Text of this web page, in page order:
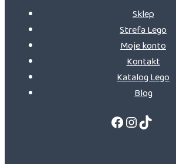
Sklep
Strefa Lego
Moje konto
Kontakt
Katalog Lego
Blog
Facebook
Instagram
TikTok